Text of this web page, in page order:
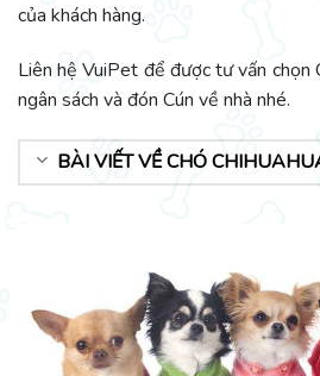
của khách hàng.
Liên hệ VuiPet để được tư vấn chọn
ngân sách và đón Cún về nhà nhé.
BÀI VIẾT VỀ CHÓ